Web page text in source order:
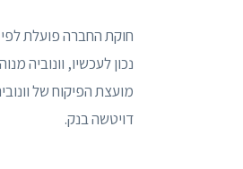
נכון לעכשיו, וונוביה
מועצת הפיקוח של
דויטשה בנק.